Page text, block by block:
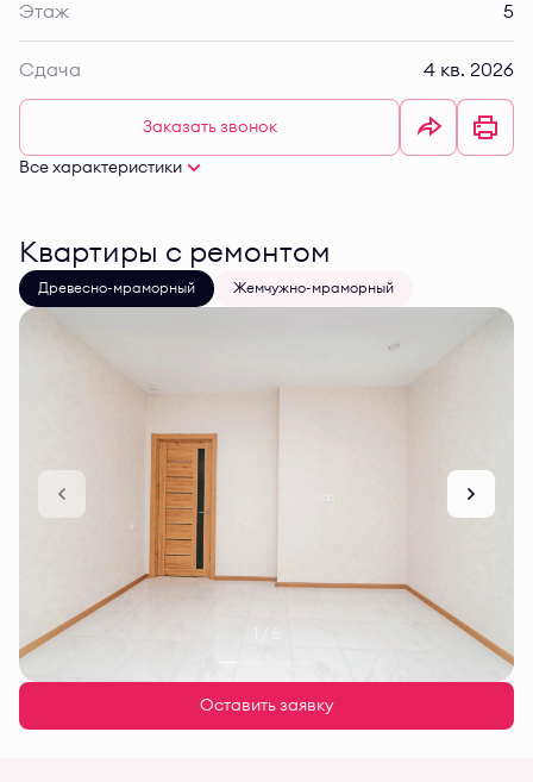
Этаж 5
Сдача 4 кв. 2026
Заказать звонок
Все характеристики
Квартиры с ремонтом
Древесно-мраморный Жемчужно-мраморный
Оставить заявку